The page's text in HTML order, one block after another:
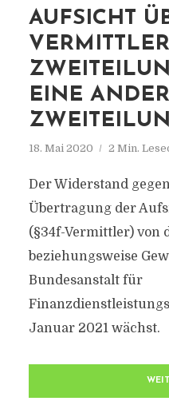
AUFSICHT
EINE
18. Mai 2020 2 Min.
Der Widerstand
Übertragung der
(§34f-Vermittler) von
beziehungsweise
Bundesanstalt für
Januar 2021 wächst.